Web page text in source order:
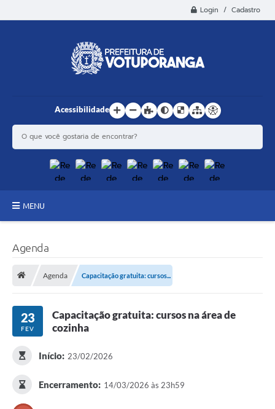
Login / Cadastro
Acessibilidade
MENU
A História
Galeria de Fotos
Notícias
SIC
Prestação de Contas
Agenda
Agenda Capacitação gratuita: cursos...
23
FEV
Capacitação gratuita: cursos na área de
cozinha
Início: 23/02/2026
Encerramento: 14/03/2026 às 23h59